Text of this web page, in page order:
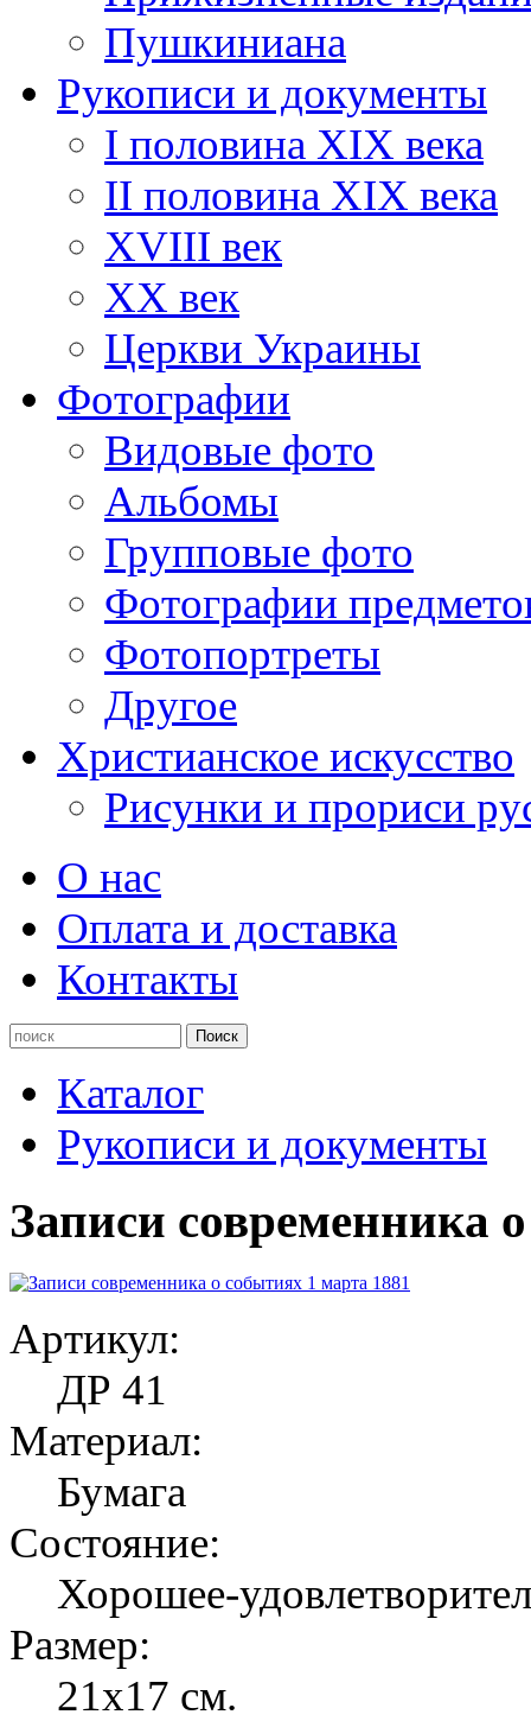
Пушкиниана
Рукописи и документы
I половина XIX века
II половина XIX века
XVIII век
ХХ век
Церкви Украины
Фотографии
Видовые фото
Альбомы
Групповые фото
Фотографии
Фотопортреты
Другое
Христианское искусство
Рисунки и прориси
О нас
Оплата и доставка
Контакты
Каталог
Рукописи и документы
Записи современника
Артикул:
ДР 41
Материал:
Бумага
Состояние:
Хорошее-
Размер:
21х17 см.